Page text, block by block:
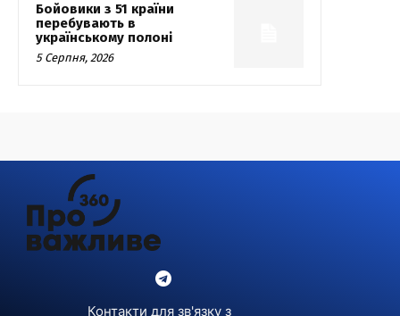
Бойовики з 51 країни
перебувають в
українському полоні
5 Серпня, 2026
Контакти для зв'язку з